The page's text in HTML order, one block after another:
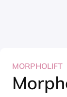
MORPHOLIFT